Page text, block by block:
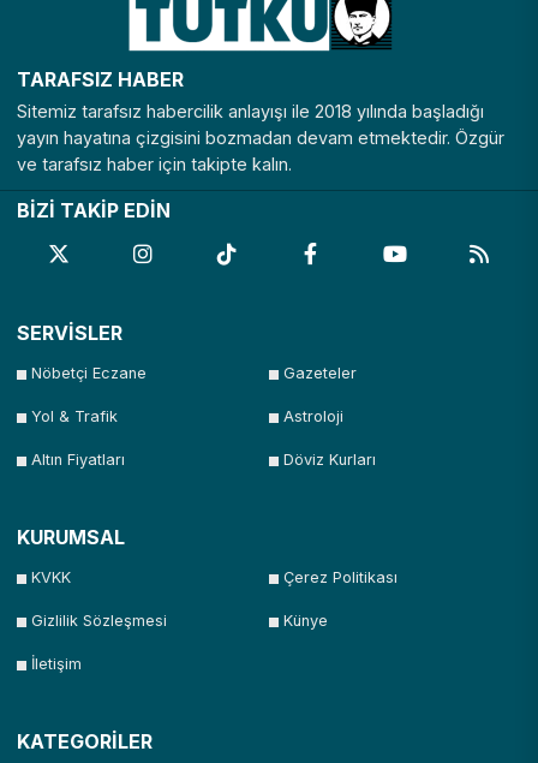
TARAFSIZ HABER
Sitemiz tarafsız habercilik anlayışı ile 2018 yılında başladığı
yayın hayatına çizgisini bozmadan devam etmektedir. Özgür
ve tarafsız haber için takipte kalın.
BİZİ TAKİP EDİN
SERVİSLER
Nöbetçi Eczane Gazeteler
Yol & Trafik Astroloji
Altın Fiyatları Döviz Kurları
KURUMSAL
KVKK Çerez Politikası
Gizlilik Sözleşmesi Künye
İletişim
KATEGORİLER